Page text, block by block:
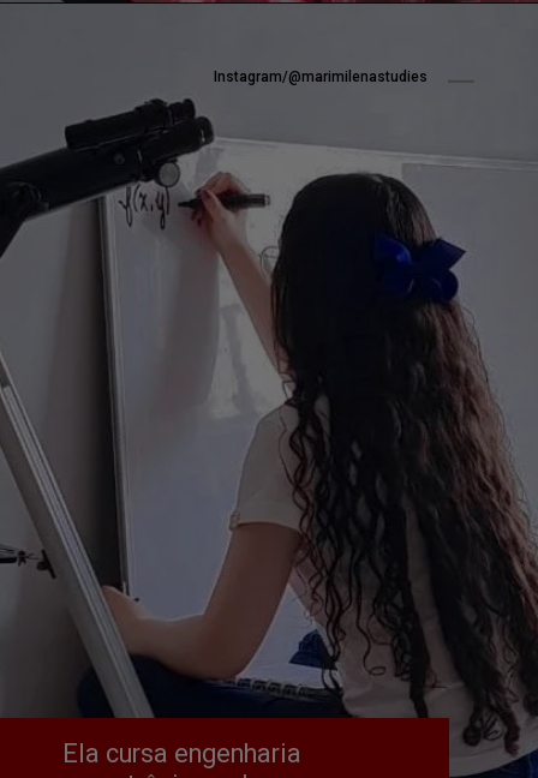
Ela cursa engenharia
Instagram/@marimilenastudies